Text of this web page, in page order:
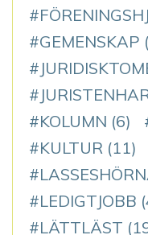
GEMENSKAP
KOLUMN (6)
KULTUR (11)
LEDIGTJOBB
LÄTTLÄST